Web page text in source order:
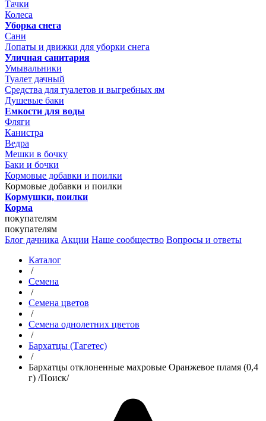
Тачки
Колеса
Уборка снега
Сани
Лопаты и движки для уборки снега
Уличная санитария
Умывальники
Туалет дачный
Средства для туалетов и выгребных ям
Душевые баки
Емкости для воды
Фляги
Канистра
Ведра
Мешки в бочку
Баки и бочки
Кормовые добавки и поилки
Кормовые добавки и поилки
Кормушки, поилки
Корма
покупателям
покупателям
Блог дачника Акции Наше сообщество Вопросы и ответы
Каталог
/
Семена
/
Семена цветов
/
Семена однолетних цветов
/
Бархатцы (Тагетес)
/
Бархатцы отклоненные махровые Оранжевое пламя (0,4
г) /Поиск/